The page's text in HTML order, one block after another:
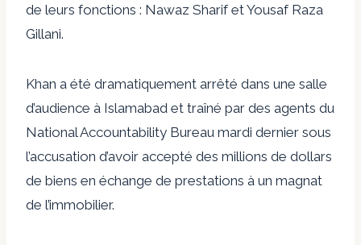
de leurs fonctions : Nawaz Sharif et Yousaf Raza
Gillani.
Khan a été dramatiquement arrêté dans une salle
d’audience à Islamabad et traîné par des agents du
National Accountability Bureau mardi dernier sous
l’accusation d’avoir accepté des millions de dollars
de biens en échange de prestations à un magnat
de l’immobilier.